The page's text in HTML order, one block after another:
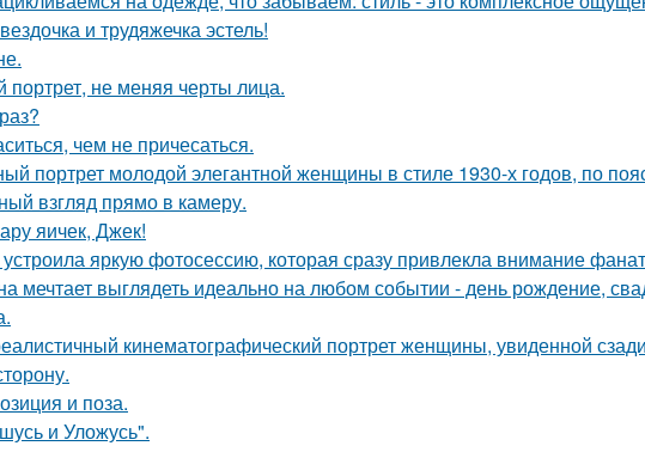
и трудяжечка эстель!
портрет, не меняя черты лица.
чем не причесаться.
портрет молодой элегантной женщины в стиле 1930-х годов, по
взгляд прямо в камеру.
яичек, Джек!
яркую фотосессию, которая сразу привлекла внимание
мечтает выглядеть идеально на любом событии - день рождение,
кинематографический портрет женщины, увиденной
и поза.
и Уложусь".